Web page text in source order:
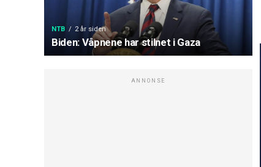
NTB 2 år siden
Biden: Våpnene har stilnet i Gaza
ANNONSE